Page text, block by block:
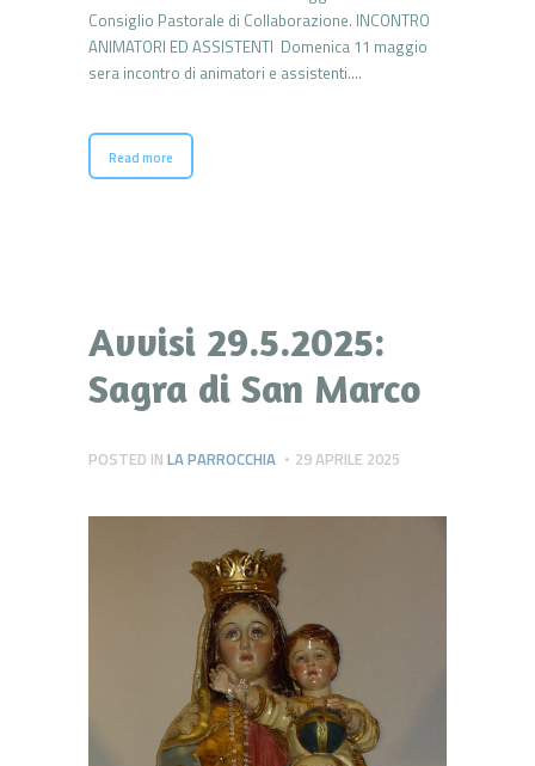
Consiglio Pastorale di Collaborazione. INCONTRO
ANIMATORI ED ASSISTENTI Domenica 11 maggio
sera incontro di animatori e assistenti.…
Read more
Avvisi 29.5.2025:
Sagra di San Marco
POSTED IN LA PARROCCHIA 29 APRILE 2025